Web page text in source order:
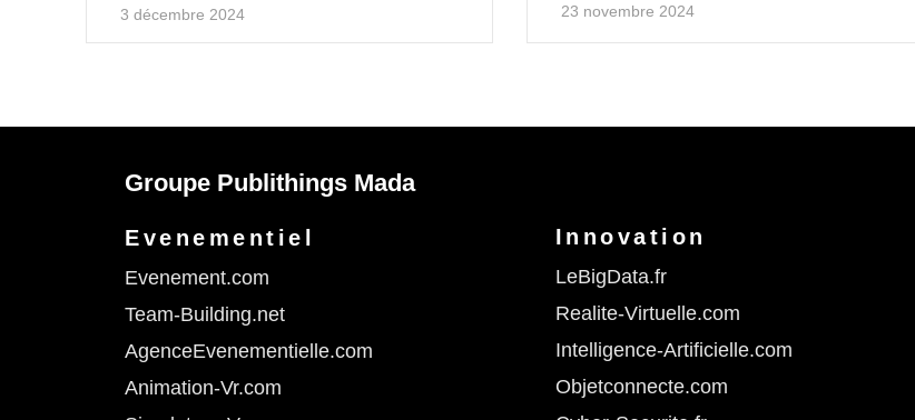
3 décembre 2024 23 novembre 2024
Groupe Publithings Mada
Evenementiel
Evenement.com
Team-Building.net
AgenceEvenementielle.com
Animation-Vr.com
Innovation
LeBigData.fr
Realite-Virtuelle.com
Intelligence-Artificielle.com
Objetconnecte.com